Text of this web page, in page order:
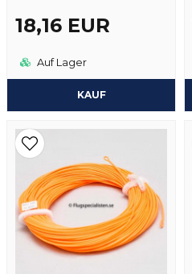
18,16 EUR
Auf Lager
KAUF